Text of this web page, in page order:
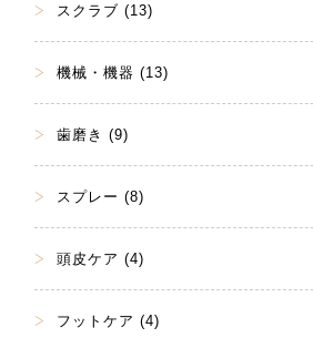
スクラブ (13)
機械・機器 (13)
歯磨き (9)
スプレー (8)
頭皮ケア (4)
フットケア (4)